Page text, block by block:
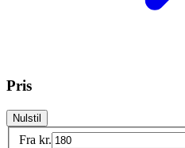
Pris
Nulstil
Fra kr.